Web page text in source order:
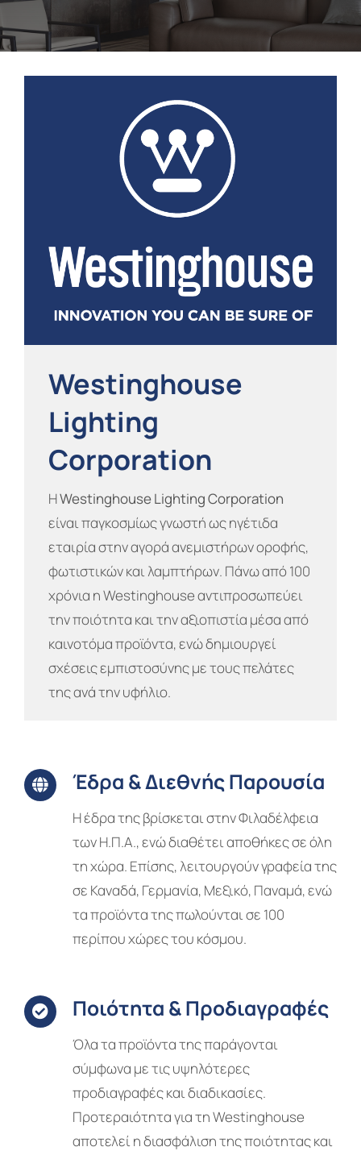
Σημεία πώλησης
Westinghouse
Lighting
Corporation
ΗWestinghouse Lighting Corporation
είναι παγκοσμίως γνωστή ως ηγέτιδα
εταιρία στην αγορά ανεμιστήρων οροφής,
φωτιστικών και λαμπτήρων. Πάνω από 100
χρόνια η Westinghouse αντιπροσωπεύει
την ποιότητα και την αξιοπιστία μέσα από
καινοτόμα προϊόντα, ενώ δημιουργεί
σχέσεις εμπιστοσύνης με τους πελάτες
της ανά την υφήλιο.
Έδρα & Διεθνής Παρουσία
Η έδρα της βρίσκεται στην Φιλαδέλφεια
των Η.Π.Α., ενώ διαθέτει αποθήκες σε όλη
τη χώρα. Επίσης, λειτουργούν γραφεία της
σε Καναδά, Γερμανία, Μεξικό, Παναμά, ενώ
τα προϊόντα της πωλούνται σε 100
περίπου χώρες του κόσμου.
Ποιότητα & Προδιαγραφές
Όλα τα προϊόντα της παράγονται
σύμφωνα με τις υψηλότερες
προδιαγραφές και διαδικασίες.
Προτεραιότητα για τη Westinghouse
αποτελεί η διασφάλιση της ποιότητας και